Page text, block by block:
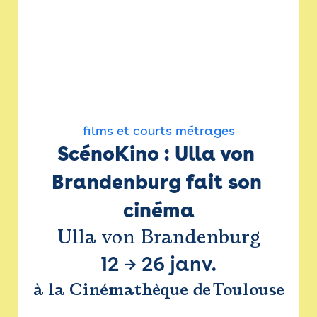
films et courts métrages
ScénoKino : Ulla von
Brandenburg fait son
cinéma
Ulla von Brandenburg
12 → 26 janv.
à la Cinémathèque de Toulouse